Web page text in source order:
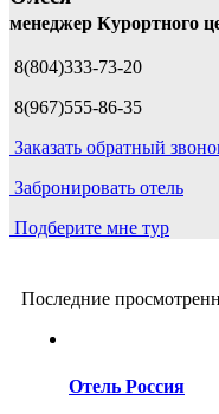
менеджер Курортного
8(804)333-73-20
8(967)555-86-35
Заказать обратный
Забронировать отель
Подберите мне тур
Последние
Отель Россия